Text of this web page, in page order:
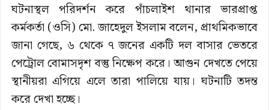
ঘটনাস্থল পরিদর্শন করে পাঁচলাইশ থানার ভারপ্রাপ্ত
কর্মকর্তা (ওসি) মো. জাহেদুল ইসলাম বলেন, প্রাথমিকভাবে
জানা গেছে, ৬ থেকে ৭ জনের একটি দল বাসার ভেতরে
পেট্রোল বোমাসদৃশ বস্তু নিক্ষেপ করে। আগুন দেখতে পেয়ে
স্থানীয়রা এগিয়ে এলে তারা পালিয়ে যায়। ঘটনাটি তদন্ত
করে দেখা হচ্ছে।